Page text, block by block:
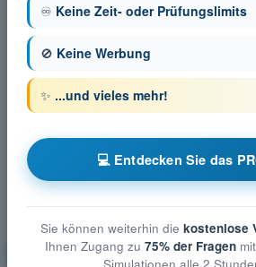
Luftrecht
♾️ Keine Zeit- oder Prüfungslimits
🚫 Keine Werbung
✨ ...und vieles mehr!
💻 Entdecken Sie das
Sie können weiterhin die kostenlose
Ihnen Zugang zu 75% der Fragenmit